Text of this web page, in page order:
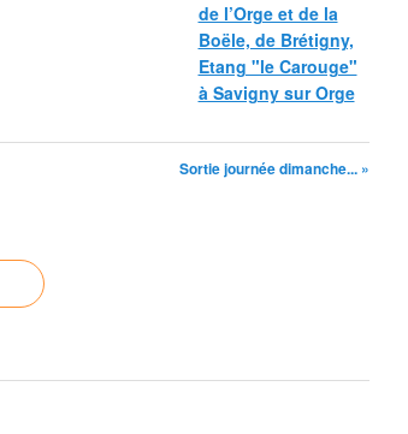
de l’Orge et de la
Boële, de Brétigny,
Etang "le Carouge"
à Savigny sur Orge
Sortie journée dimanche... »